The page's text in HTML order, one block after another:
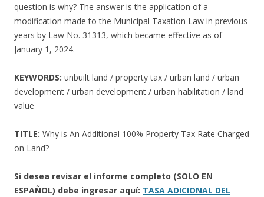
question is why? The answer is the application of a
modification made to the Municipal Taxation Law in previous
years by Law No. 31313, which became effective as of
January 1, 2024.
KEYWORDS: unbuilt land / property tax / urban land / urban
development / urban development / urban habilitation / land
value
TITLE: Why is An Additional 100% Property Tax Rate Charged
on Land?
Si desea revisar el informe completo (SOLO EN
ESPAÑOL) debe ingresar aquí: TASA ADICIONAL DEL